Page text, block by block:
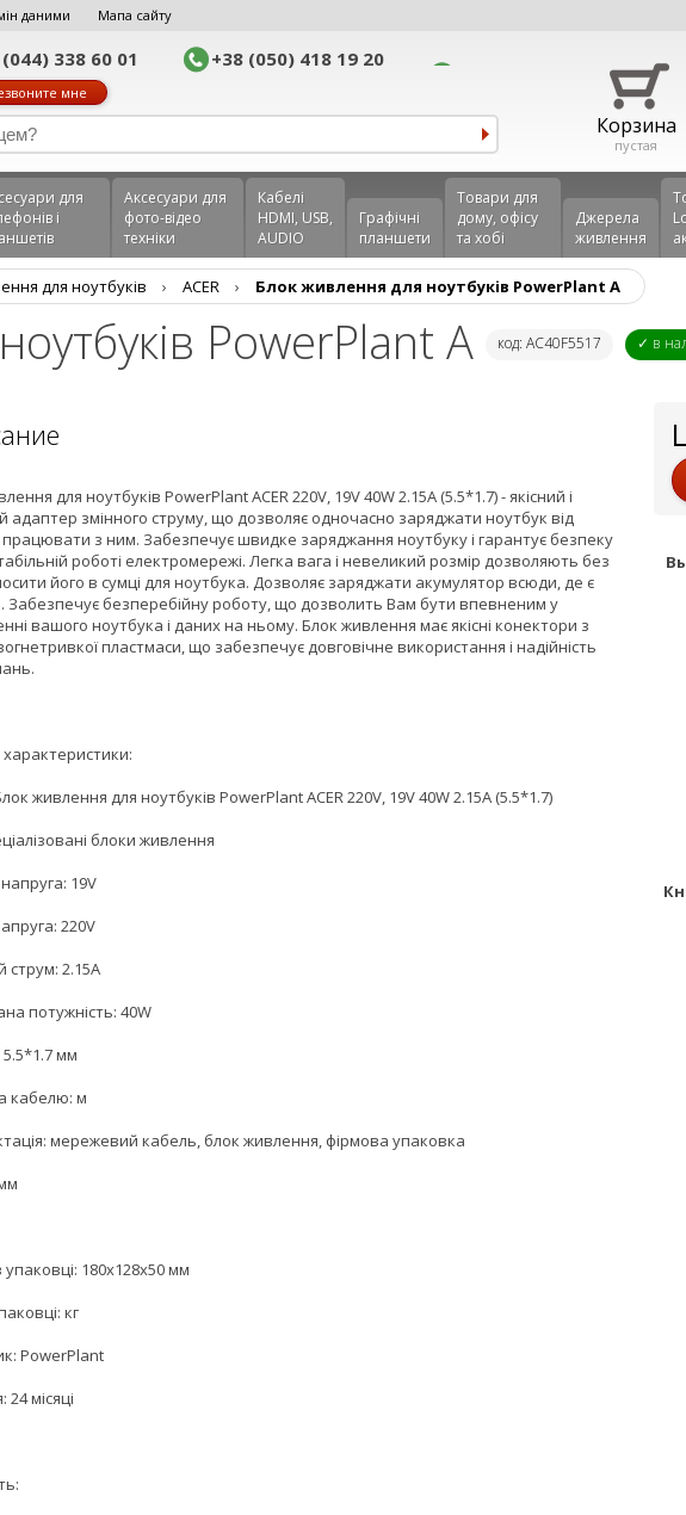
даними Мапа сайту
338 60 01 +38 (050) 418 19 20
мне
Корзина
пустая
для
і
Аксесуари для
фото-відео
техніки
Кабелі
HDMI, USB,
AUDIO
Графічні
планшети
Товари для
дому, офісу
та хобі
Джерела
живлення
для ноутбуків › ACER › Блок живлення для ноутбуків PowerPlant A
PowerPlant A код: AC40F5517 ✓ в
для ноутбуків PowerPlant ACER 220V, 19V 40W 2.15A (5.5*1.7) - якісний і
адаптер змінного струму, що дозволяє одночасно заряджати ноутбук від
працювати з ним. Забезпечує швидке заряджання ноутбуку і гарантує безпеку
роботі електромережі. Легка вага і невеликий розмір дозволяють без
його в сумці для ноутбука. Дозволяє заряджати акумулятор всюди, де є
Забезпечує безперебійну роботу, що дозволить Вам бути впевненим у
вашого ноутбука і даних на ньому. Блок живлення має якісні конектори з
вогнетривкої пластмаси, що забезпечує довговічне використання і надійність
характеристики:
живлення для ноутбуків PowerPlant ACER 220V, 19V 40W 2.15A (5.5*1.7)
блоки живлення
19V
220V
струм: 2.15A
потужність: 40W
мм
кабелю: м
мережевий кабель, блок живлення, фірмова упаковка
упаковці: 180х128х50 мм
кг
PowerPlant
24 місяці